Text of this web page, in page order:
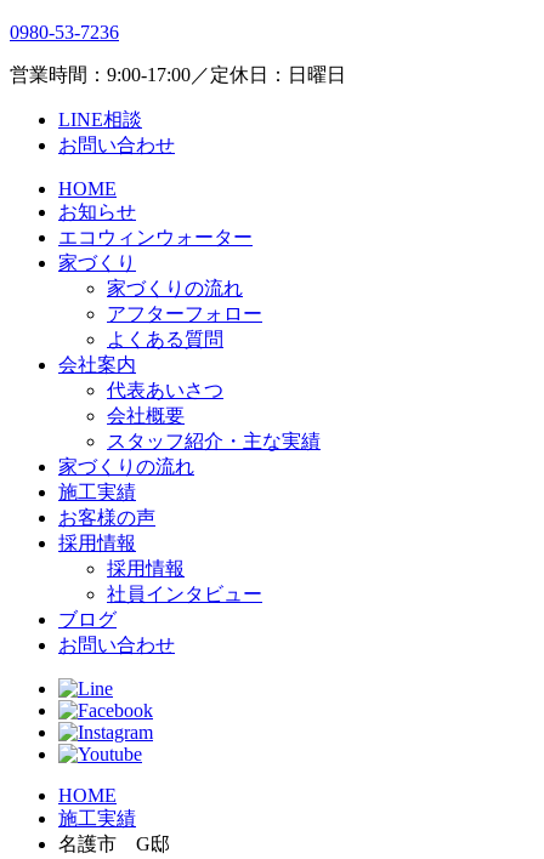
0980-53-7236
営業時間：9:00-17:00／定休日：日曜日
LINE相談
お問い合わせ
HOME
お知らせ
エコウィンウォーター
家づくり
家づくりの流れ
アフターフォロー
よくある質問
会社案内
代表あいさつ
会社概要
スタッフ紹介・主な実績
家づくりの流れ
施工実績
お客様の声
採用情報
採用情報
社員インタビュー
ブログ
お問い合わせ
HOME
施工実績
名護市 G邸